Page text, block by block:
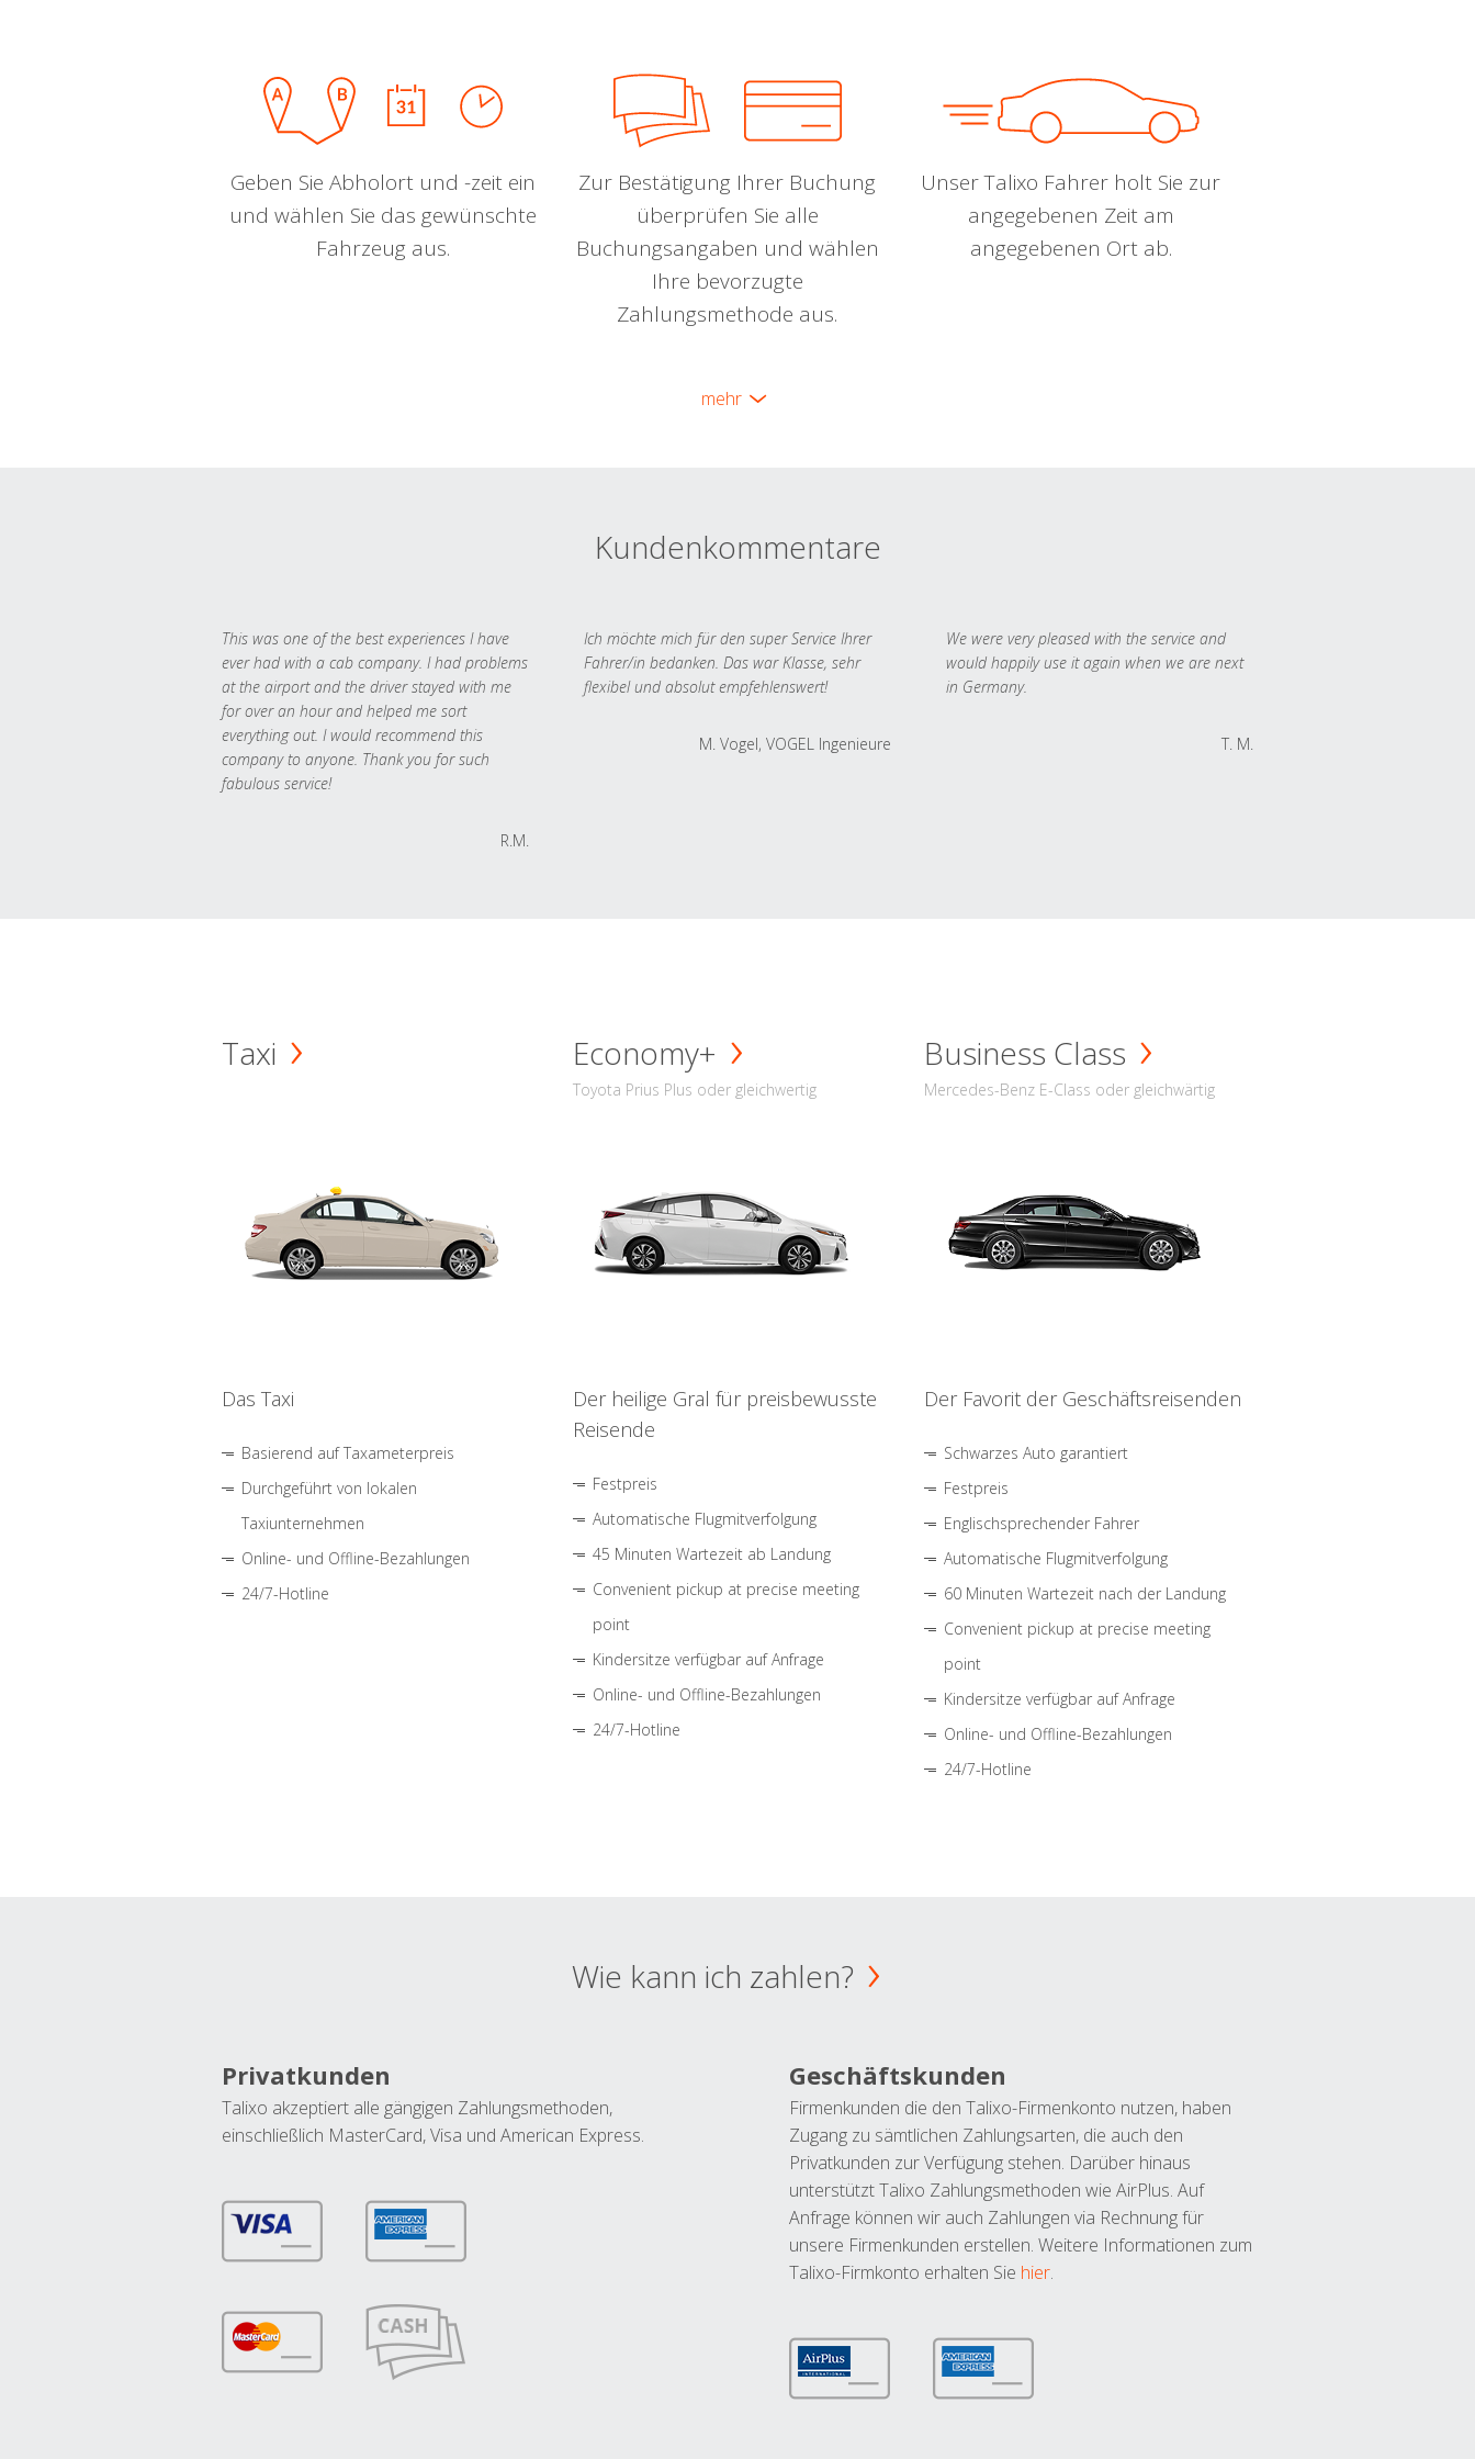
Geben Sie Abholort und -zeit ein
und wählen Sie das gewünschte
Fahrzeug aus.
Zur Bestätigung Ihrer Buchung
überprüfen Sie alle
Buchungsangaben und wählen
Ihre bevorzugte
Zahlungsmethode aus.
Unser Talixo Fahrer holt Sie zur
angegebenen Zeit am
angegebenen Ort ab.
mehr
Kundenkommentare
This was one of the best experiences I have
ever had with a cab company. I had problems
at the airport and the driver stayed with me
for over an hour and helped me sort
everything out. I would recommend this
company to anyone. Thank you for such
fabulous service!
R.M.
Ich möchte mich für den super Service Ihrer
Fahrer/in bedanken. Das war Klasse, sehr
flexibel und absolut empfehlenswert!
M. Vogel, VOGEL Ingenieure
We were very pleased with the service and
would happily use it again when we are next
in Germany.
T. M.
Taxi
Das Taxi
Basierend auf Taxameterpreis
Durchgeführt von lokalen
Taxiunternehmen
Online- und Offline-Bezahlungen
24/7-Hotline
Economy+
Toyota Prius Plus oder gleichwertig
Der heilige Gral für preisbewusste
Reisende
Festpreis
Automatische Flugmitverfolgung
45 Minuten Wartezeit ab Landung
Convenient pickup at precise meeting
point
Kindersitze verfügbar auf Anfrage
Online- und Offline-Bezahlungen
24/7-Hotline
Business Class
Mercedes-Benz E-Class oder gleichwärtig
Der Favorit der Geschäftsreisenden
Schwarzes Auto garantiert
Festpreis
Englischsprechender Fahrer
Automatische Flugmitverfolgung
60 Minuten Wartezeit nach der Landung
Convenient pickup at precise meeting
point
Kindersitze verfügbar auf Anfrage
Online- und Offline-Bezahlungen
24/7-Hotline
Wie kann ich zahlen?
Privatkunden
Talixo akzeptiert alle gängigen Zahlungsmethoden,
einschließlich MasterCard, Visa und American Express.
Geschäftskunden
Firmenkunden die den Talixo-Firmenkonto nutzen, haben
Zugang zu sämtlichen Zahlungsarten, die auch den
Privatkunden zur Verfügung stehen. Darüber hinaus
unterstützt Talixo Zahlungsmethoden wie AirPlus. Auf
Anfrage können wir auch Zahlungen via Rechnung für
unsere Firmenkunden erstellen. Weitere Informationen zum
Talixo-Firmkonto erhalten Sie hier.